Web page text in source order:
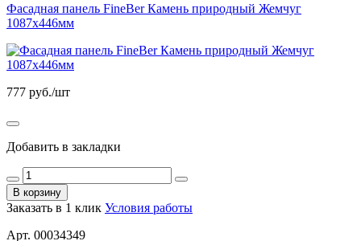
Фасадная панель FineBer Камень природный Жемчуг
1087х446мм
777 руб./шт
Добавить в закладки
В корзину
Заказать в 1 клик Условия работы
Арт. 00034349